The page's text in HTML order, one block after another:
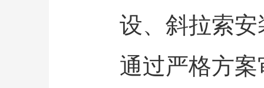
设、斜拉索
通过严格方